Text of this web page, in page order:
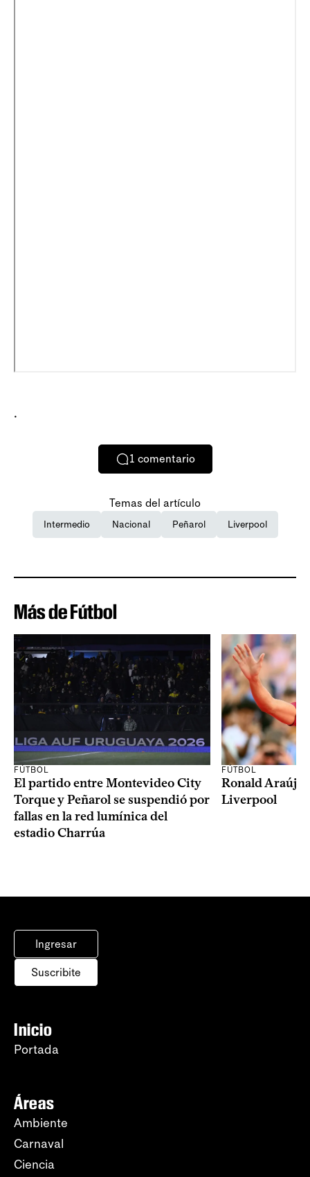
.
1 comentario
Temas del artículo
Intermedio Nacional Peñarol Liverpool
Más de Fútbol
FÚTBOL
El partido entre Montevideo City
Torque y Peñarol se suspendió por
fallas en la red lumínica del
estadio Charrúa
FÚTBOL
Ronald Araújo
Liverpool
Ingresar
Suscribite
Inicio
Portada
Áreas
Ambiente
Carnaval
Ciencia